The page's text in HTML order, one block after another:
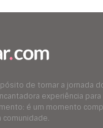
de tornar a jornada
experiência
é um momento
comunidade.